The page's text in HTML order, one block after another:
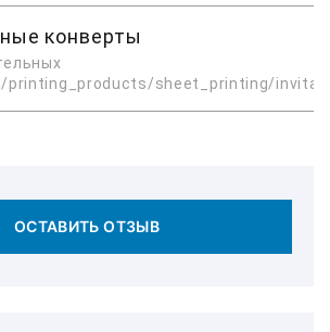
конверты
sheet_printing/
ОСТАВИТЬ ОТЗЫВ